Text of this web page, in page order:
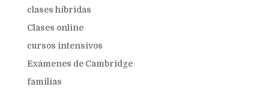
clases híbridas
Clases online
cursos intensivos
Exámenes de Cambridge
familias